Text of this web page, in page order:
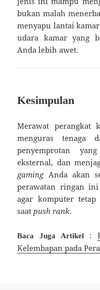
bukan malah
menyapu lantai
udara kamar yang
Anda lebih awet.
Kesimpulan
Merawat perangkat
menguras tenaga
penyemprotan
eksternal, dan
gamingAnda akan
perawatan ringan
agar komputer
saat push rank.
Baca Juga Artikel :
Kelembapan pada